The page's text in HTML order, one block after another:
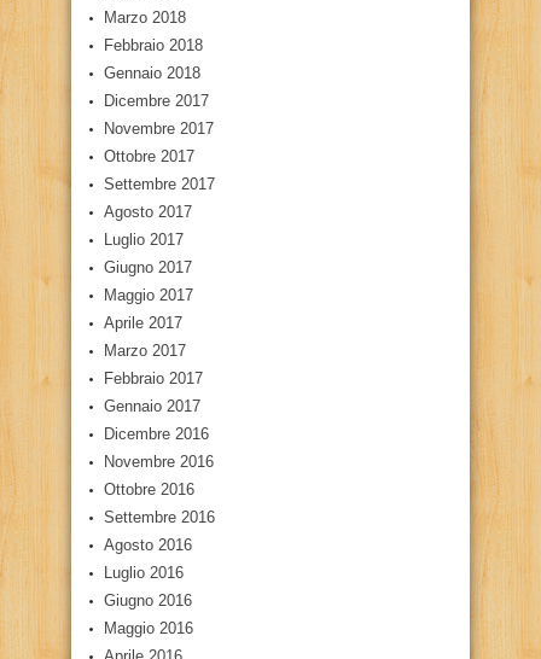
Marzo 2018
Febbraio 2018
Gennaio 2018
Dicembre 2017
Novembre 2017
Ottobre 2017
Settembre 2017
Agosto 2017
Luglio 2017
Giugno 2017
Maggio 2017
Aprile 2017
Marzo 2017
Febbraio 2017
Gennaio 2017
Dicembre 2016
Novembre 2016
Ottobre 2016
Settembre 2016
Agosto 2016
Luglio 2016
Giugno 2016
Maggio 2016